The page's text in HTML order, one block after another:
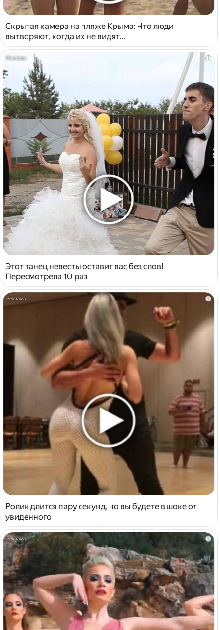
Скрытая камера на пляже Крыма: Что люди
вытворяют, когда их не видят...
i
Этот танец невесты оставит вас без слов!
Пересмотрела 10 раз
i
Ролик длится пару секунд, но вы будете в шоке от
увиденного
i